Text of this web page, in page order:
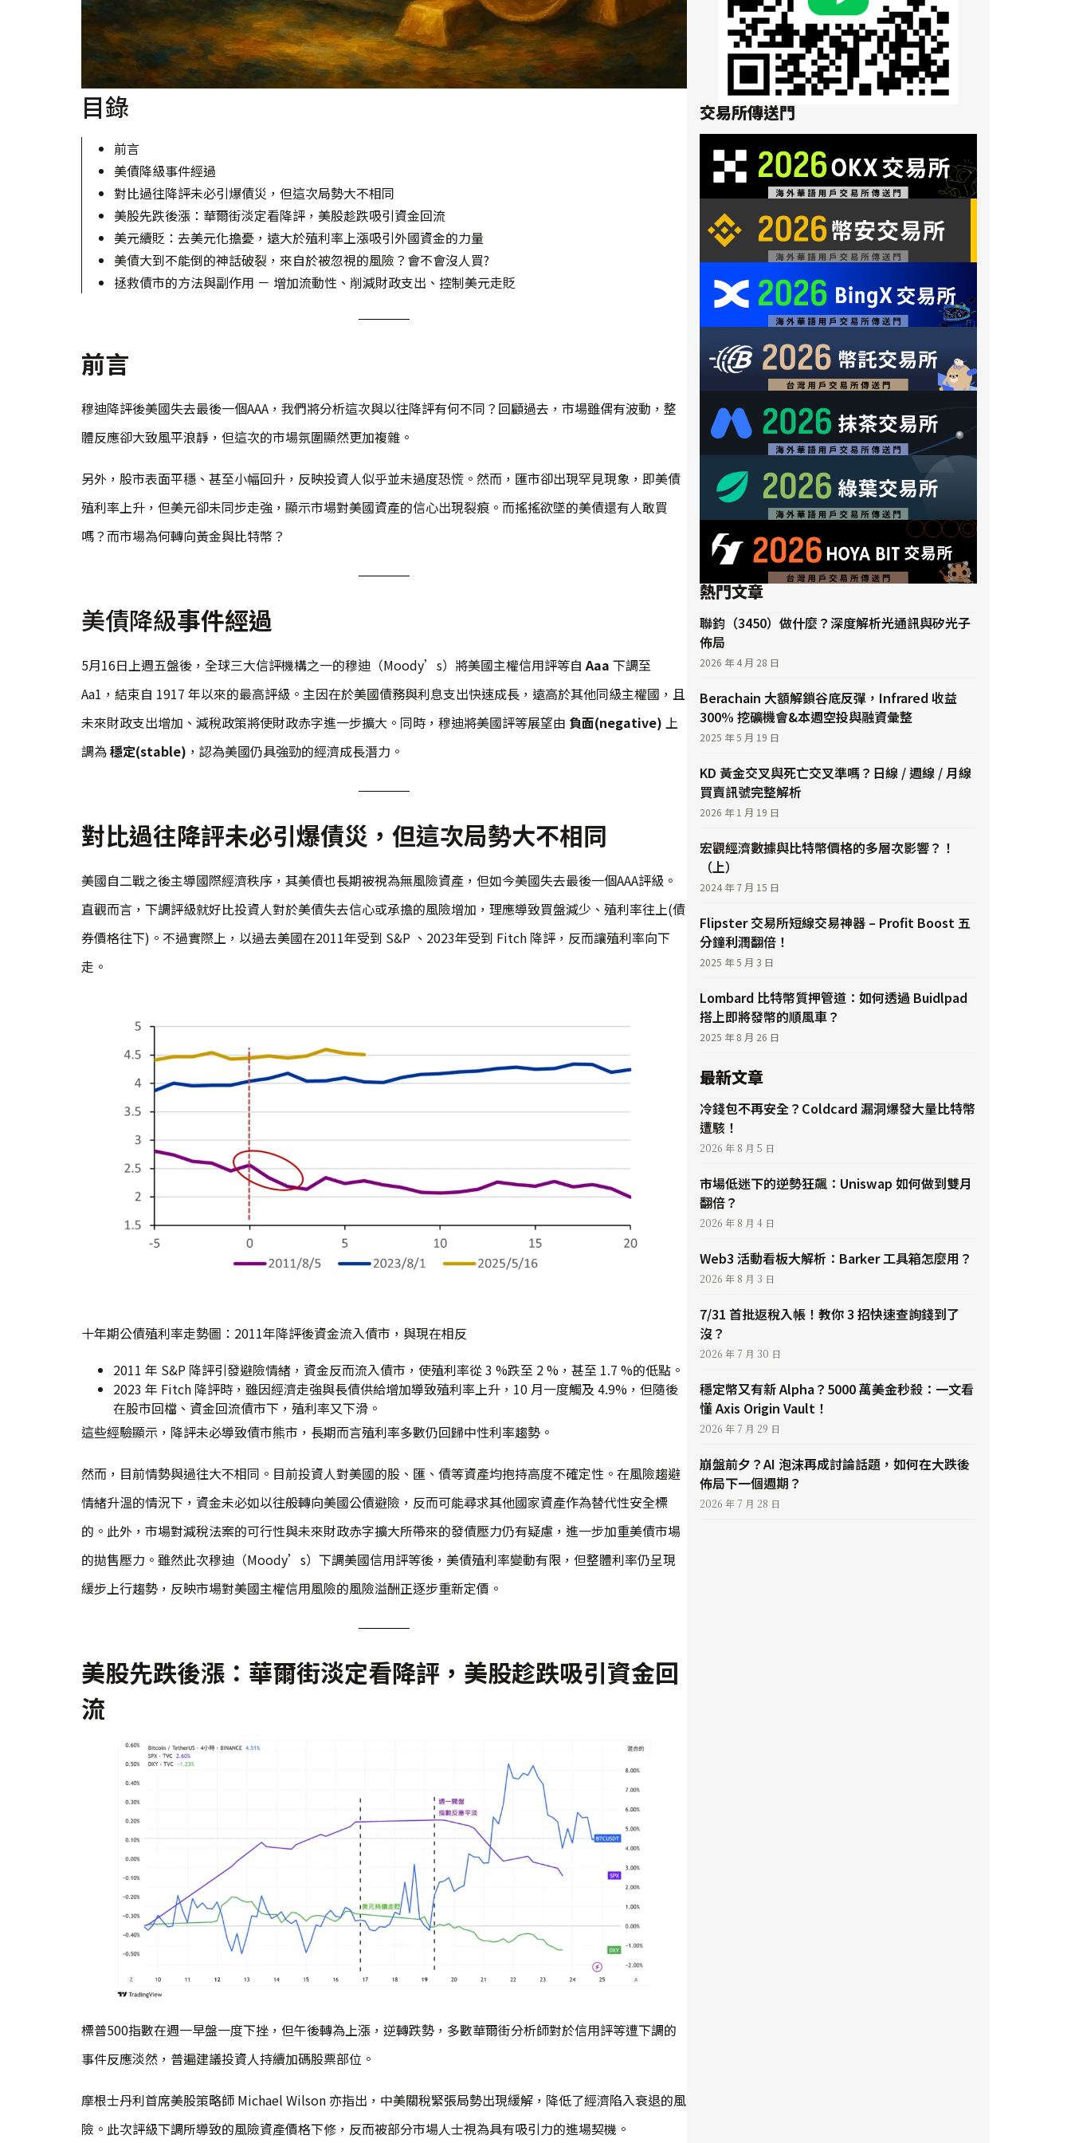
目錄
前言
美債降級事件經過
對比過往降評未必引爆債災，但這次局勢大不相同
美股先跌後漲：華爾街淡定看降評，美股趁跌吸引資金回流
美元續貶：去美元化擔憂，遠大於殖利率上漲吸引外國資金的力量
美債大到不能倒的神話破裂，來自於被忽視的風險？會不會沒人買?
拯救債市的方法與副作用 － 增加流動性、削減財政支出、控制美元走貶
前言
穆迪降評後美國失去最後一個AAA，我們將分析這次與以往降評有何不同？回顧過去，市場雖偶有波動，整
體反應卻大致風平浪靜，但這次的市場氛圍顯然更加複雜。
另外，股市表面平穩、甚至小幅回升，反映投資人似乎並未過度恐慌。然而，匯市卻出現罕見現象，即美債
殖利率上升，但美元卻未同步走強，顯示市場對美國資產的信心出現裂痕。而搖搖欲墜的美債還有人敢買
嗎？而市場為何轉向黃金與比特幣？
美債降級事件經過
5月16日上週五盤後，全球三大信評機構之一的穆迪（Moody’s）將美國主權信用評等自 Aaa 下調至
Aa1，結束自 1917 年以來的最高評級。主因在於美國債務與利息支出快速成長，遠高於其他同級主權國，且
未來財政支出增加、減稅政策將使財政赤字進一步擴大。同時，穆迪將美國評等展望由 負面(negative) 上
調為穩定(stable) ，認為美國仍具強勁的經濟成長潛力。
對比過往降評未必引爆債災，但這次局勢大不相同
美國自二戰之後主導國際經濟秩序，其美債也長期被視為無風險資產，但如今美國失去最後一個AAA評級。
直觀而言，下調評級就好比投資人對於美債失去信心或承擔的風險增加，理應導致買盤減少、殖利率往上(債
券價格往下)。不過實際上，以過去美國在2011年受到 S&P 、2023年受到 Fitch 降評，反而讓殖利率向下
走。
十年期公債殖利率走勢圖：2011年降評後資金流入債市，與現在相反
2011 年 S&P 降評引發避險情緒，資金反而流入債市，使殖利率從 3 %跌至 2 %，甚至 1.7 %的低點。
2023 年 Fitch 降評時，雖因經濟走強與長債供給增加導致殖利率上升，10 月一度觸及 4.9%，但隨後
在股市回檔、資金回流債市下，殖利率又下滑。
這些經驗顯示，降評未必導致債市熊市，長期而言殖利率多數仍回歸中性利率趨勢。
然而，目前情勢與過往大不相同。目前投資人對美國的股、匯、債等資產均抱持高度不確定性。在風險趨避
情緒升溫的情況下，資金未必如以往般轉向美國公債避險，反而可能尋求其他國家資產作為替代性安全標
的。此外，市場對減稅法案的可行性與未來財政赤字擴大所帶來的發債壓力仍有疑慮，進一步加重美債市場
的拋售壓力。雖然此次穆迪（Moody’s）下調美國信用評等後，美債殖利率變動有限，但整體利率仍呈現
緩步上行趨勢，反映市場對美國主權信用風險的風險溢酬正逐步重新定價。
美股先跌後漲：華爾街淡定看降評，美股趁跌吸引資金回
流
標普500指數在週一早盤一度下挫，但午後轉為上漲，逆轉跌勢，多數華爾街分析師對於信用評等遭下調的
事件反應淡然，普遍建議投資人持續加碼股票部位。
摩根士丹利首席美股策略師 Michael Wilson 亦指出，中美關稅緊張局勢出現緩解，降低了經濟陷入衰退的風
險。此次評級下調所導致的風險資產價格下修，反而被部分市場人士視為具有吸引力的進場契機。
交易所傳送門
熱門文章
聯鈞（3450）做什麼？深度解析光通訊與矽光子
佈局
2026 年 4 月 28 日
Berachain 大額解鎖谷底反彈，Infrared 收益
300% 挖礦機會&本週空投與融資彙整
2025 年 5 月 19 日
KD 黃金交叉與死亡交叉準嗎？日線 / 週線 / 月線
買賣訊號完整解析
2026 年 1 月 19 日
宏觀經濟數據與比特幣價格的多層次影響？！
（上）
2024 年 7 月 15 日
Flipster 交易所短線交易神器 – Profit Boost 五
分鐘利潤翻倍！
2025 年 5 月 3 日
Lombard 比特幣質押管道：如何透過 Buidlpad
搭上即將發幣的順風車？
2025 年 8 月 26 日
最新文章
冷錢包不再安全？Coldcard 漏洞爆發大量比特幣
遭駭！
2026 年 8 月 5 日
市場低迷下的逆勢狂飆：Uniswap 如何做到雙月
翻倍？
2026 年 8 月 4 日
Web3 活動看板大解析：Barker 工具箱怎麼用？
2026 年 8 月 3 日
7/31 首批返稅入帳！教你 3 招快速查詢錢到了
沒？
2026 年 7 月 30 日
穩定幣又有新 Alpha？5000 萬美金秒殺：一文看
懂 Axis Origin Vault！
2026 年 7 月 29 日
崩盤前夕？AI 泡沫再成討論話題，如何在大跌後
佈局下一個週期？
2026 年 7 月 28 日